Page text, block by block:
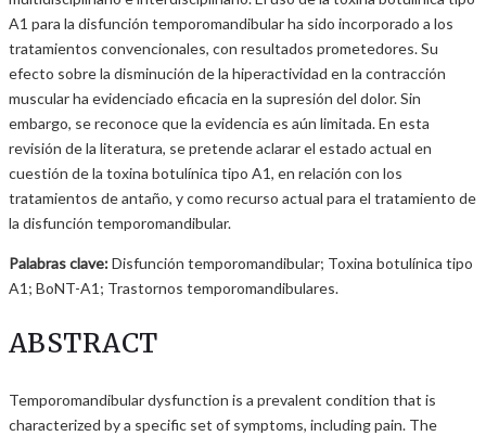
A1 para la disfunción temporomandibular ha sido incorporado a los
tratamientos convencionales, con resultados prometedores. Su
efecto sobre la disminución de la hiperactividad en la contracción
muscular ha evidenciado eficacia en la supresión del dolor. Sin
embargo, se reconoce que la evidencia es aún limitada. En esta
revisión de la literatura, se pretende aclarar el estado actual en
cuestión de la toxina botulínica tipo A1, en relación con los
tratamientos de antaño, y como recurso actual para el tratamiento de
la disfunción temporomandibular.
Palabras clave:Disfunción temporomandibular; Toxina botulínica tipo
A1; BoNT-A1; Trastornos temporomandibulares.
ABSTRACT
Temporomandibular dysfunction is a prevalent condition that is
characterized by a specific set of symptoms, including pain. The